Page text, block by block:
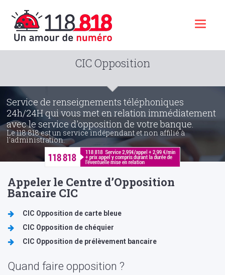
CIC Opposition
Service de renseignements téléphoniques
24h/24H qui vous met en relation immédiatement
avec le service d'opposition de votre banque.
Le 118 818 est un service indépendant et non affilié à
l'administration.
Appeler le Centre d’Opposition
Bancaire CIC
CIC Opposition de carte bleue
CIC Opposition de chéquier
CIC Opposition de prélèvement bancaire
Quand faire opposition ?